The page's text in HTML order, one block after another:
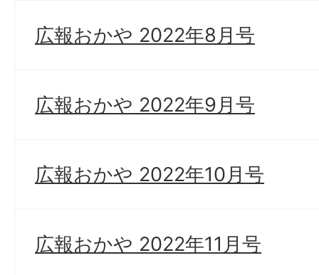
広報おかや 2022年8月号
広報おかや 2022年9月号
広報おかや 2022年10月号
広報おかや 2022年11月号